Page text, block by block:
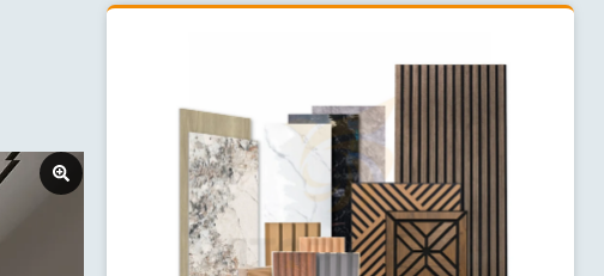
Delivery time
We will send out the samples within 3
working days after confirming the
samples with you.